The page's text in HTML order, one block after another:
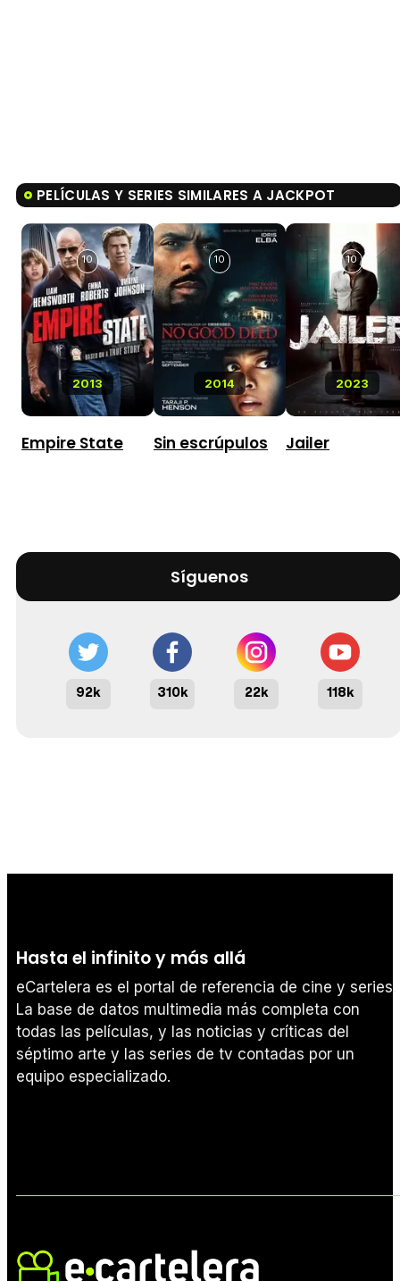
PELÍCULAS Y SERIES SIMILARES A JACKPOT
2013
10
Empire State
2014
10
Sin escrúpulos
2023
10
Jailer
Síguenos
92k 310k 22k 118k
Hasta el infinito y más allá
eCartelera es el portal de referencia de cine y series.
La base de datos multimedia más completa con
todas las películas, y las noticias y críticas del
séptimo arte y las series de tv contadas por un
equipo especializado.